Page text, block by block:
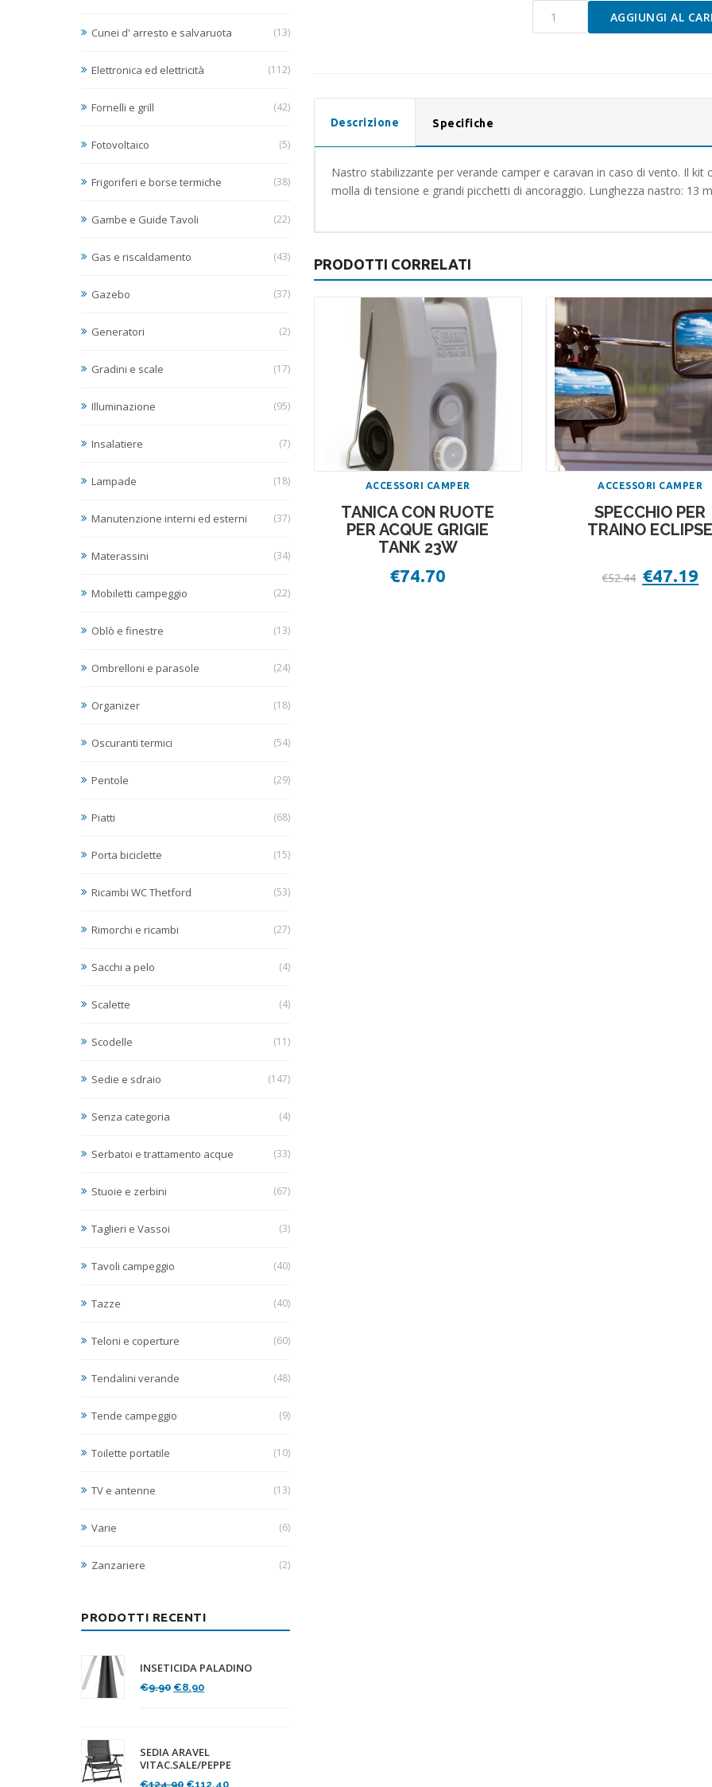
Cunei d' arresto e salvaruota (13)
Elettronica ed elettricità (112)
Fornelli e grill (42)
Fotovoltaico (5)
Frigoriferi e borse termiche (38)
Gambe e Guide Tavoli (22)
Gas e riscaldamento (43)
Gazebo (37)
Generatori (2)
Gradini e scale (17)
Illuminazione (95)
Insalatiere (7)
Lampade (18)
Manutenzione interni ed esterni (37)
Materassini (34)
Mobiletti campeggio (22)
Oblò e finestre (13)
Ombrelloni e parasole (24)
Organizer (18)
Oscuranti termici (54)
Pentole (29)
Piatti (68)
Porta biciclette (15)
Ricambi WC Thetford (53)
Rimorchi e ricambi (27)
Sacchi a pelo (4)
Scalette (4)
Scodelle (11)
Sedie e sdraio (147)
Senza categoria (4)
Serbatoi e trattamento acque (33)
Stuoie e zerbini (67)
Taglieri e Vassoi (3)
Tavoli campeggio (40)
Tazze (40)
Teloni e coperture (60)
Tendalini verande (48)
Tende campeggio (9)
Toilette portatile (10)
TV e antenne (13)
Varie (6)
Zanzariere (2)
PRODOTTI RECENTI
INSETICIDA PALADINO
€9.90 Il
€9.90.
€8.90Il
€8.90.
SEDIA ARAVEL
VITAC.SALE/PEPPE
€124.90 Il
€112.40Il
fissaggio
AGGIUNGI AL
Descrizione Specifiche
Nastro stabilizzante per verande camper e caravan in caso di vento. Il
molla di tensione e grandi picchetti di ancoraggio. Lunghezza nastro: 13
PRODOTTI CORRELATI
ACCESSORI CAMPER
TANICA CON RUOTE
PER ACQUE GRIGIE
TANK 23W
€74.70
ACCESSORI CAMPER
SPECCHIO PER
TRAINO ECLIPSE
€52.44 Il
prezzo
€47.19